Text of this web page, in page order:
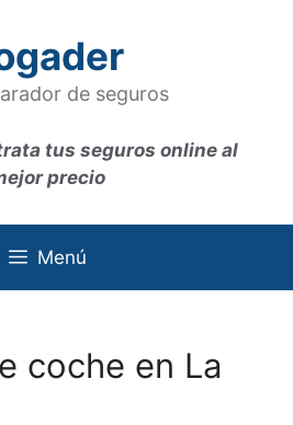
de seguros
tus seguros online al
precio
Menú
coche en La